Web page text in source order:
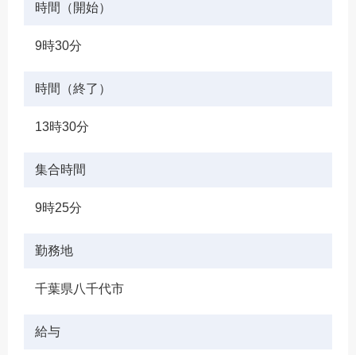
時間（開始）
9時30分
時間（終了）
13時30分
集合時間
9時25分
勤務地
千葉県八千代市
給与